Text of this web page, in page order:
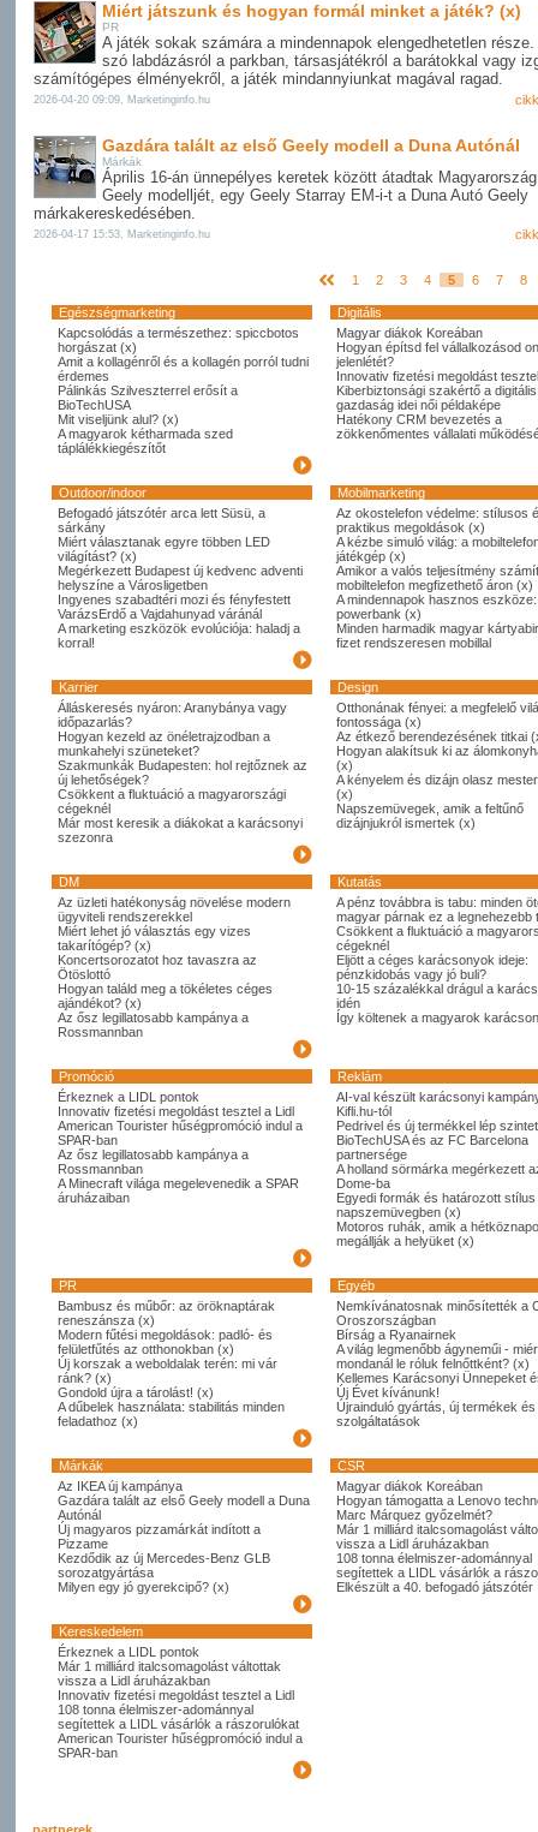
Miért játszunk és hogyan formál minket a játék? (x)
PR
A játék sokak számára a mindennapok elengedhetetlen része.
szó labdázásról a parkban, társasjátékról a barátokkal vagy
számítógépes élményekről, a játék mindannyiunkat magával ragad.
2026-04-20 09:09, Marketinginfo.hu
Gazdára talált az első Geely modell a Duna Autónál
Márkák
Április 16-án ünnepélyes keretek között átadtak
Geely modelljét, egy Geely Starray EM-i-t a Duna Autó Geely
márkakereskedésében.
2026-04-17 15:53, Marketinginfo.hu
1 2 3 4 5 6 7 8
Egészségmarketing
Digitális
Kapcsolódás a természethez: spiccbotos
horgászat (x)
Amit a kollagénről és a kollagén porról tudni
érdemes
Pálinkás Szilveszterrel erősít a
BioTechUSA
Mit viseljünk alul? (x)
A magyarok kétharmada szed
táplálékkiegészítőt
Magyar diákok Koreában
Hogyan építsd fel vállalkozásod
jelenlétét?
Innovativ fizetési megoldást
Kiberbiztonsági szakértő a digitális
gazdaság idei női példaképe
Hatékony CRM bevezetés a
zökkenőmentes vállalati
Outdoor/indoor
Mobilmarketing
Befogadó játszótér arca lett Süsü, a
sárkány
Miért választanak egyre többen LED
világítást? (x)
Megérkezett Budapest új kedvenc adventi
helyszíne a Városligetben
Ingyenes szabadtéri mozi és fényfestett
VarázsErdő a Vajdahunyad váránál
A marketing eszközök evolúciója: haladj a
korral!
Az okostelefon védelme: stílusos
praktikus megoldások (x)
A kézbe simuló világ: a
játékgép (x)
Amikor a valós teljesítmény
mobiltelefon megfizethető áron (x)
A mindennapok hasznos
powerbank (x)
Minden harmadik magyar
fizet rendszeresen mobillal
Karrier
Design
Álláskeresés nyáron: Aranybánya vagy
időpazarlás?
Hogyan kezeld az önéletrajzodban a
munkahelyi szüneteket?
Szakmunkák Budapesten: hol rejtőznek az
új lehetőségek?
Csökkent a fluktuáció a magyarországi
cégeknél
Már most keresik a diákokat a karácsonyi
szezonra
Otthonának fényei: a megfelelő
fontossága (x)
Az étkező berendezésének titkai
Hogyan alakítsuk ki az
(x)
A kényelem és dizájn olasz
(x)
Napszemüvegek, amik a feltűnő
dizájnjukról ismertek (x)
DM
Kutatás
Az üzleti hatékonyság növelése modern
ügyviteli rendszerekkel
Miért lehet jó választás egy vizes
takarítógép? (x)
Koncertsorozatot hoz tavaszra az
Ötöslottó
Hogyan találd meg a tökéletes céges
ajándékot? (x)
Az ősz legillatosabb kampánya a
Rossmannban
A pénz továbbra is tabu: minden
magyar párnak ez a legnehezebb
Csökkent a fluktuáció a
cégeknél
Eljött a céges karácsonyok ideje:
pénzkidobás vagy jó buli?
10-15 százalékkal drágul a
idén
Így költenek a magyarok
Promóció
Reklám
Érkeznek a LIDL pontok
Innovativ fizetési megoldást tesztel a Lidl
American Tourister hűségpromóció indul a
SPAR-ban
Az ősz legillatosabb kampánya a
Rossmannban
A Minecraft világa megelevenedik a SPAR
áruházaiban
AI-val készült karácsonyi
Kifli.hu-tól
Pedrivel és új termékkel lép
BioTechUSA és az FC Barcelona
partnersége
A holland sörmárka megérkezett
Dome-ba
Egyedi formák és határozott
napszemüvegben (x)
Motoros ruhák, amik a
megállják a helyüket (x)
PR
Egyéb
Bambusz és műbőr: az öröknaptárak
reneszánsza (x)
Modern fűtési megoldások: padló- és
felületfűtés az otthonokban (x)
Új korszak a weboldalak terén: mi vár
ránk? (x)
Gondold újra a tárolást! (x)
A dűbelek használata: stabilitás minden
feladathoz (x)
Nemkívánatosnak minősítették a
Oroszországban
Bírság a Ryanairnek
A világ legmenőbb ágyneműi -
mondanál le róluk felnőttként? (x)
Kellemes Karácsonyi Ünnepeket
Új Évet kívánunk!
Újrainduló gyártás, új termékek és
szolgáltatások
Márkák
CSR
Az IKEA új kampánya
Gazdára talált az első Geely modell a Duna
Autónál
Új magyaros pizzamárkát indított a
Pizzame
Kezdődik az új Mercedes-Benz GLB
sorozatgyártása
Milyen egy jó gyerekcipő? (x)
Magyar diákok Koreában
Hogyan támogatta a Lenovo
Marc Márquez győzelmét?
Már 1 milliárd italcsomagolást
vissza a Lidl áruházakban
108 tonna élelmiszer-adománnyal
segítettek a LIDL vásárlók a
Elkészült a 40. befogadó játszótér
Kereskedelem
Érkeznek a LIDL pontok
Már 1 milliárd italcsomagolást váltottak
vissza a Lidl áruházakban
Innovativ fizetési megoldást tesztel a Lidl
108 tonna élelmiszer-adománnyal
segítettek a LIDL vásárlók a rászorulókat
American Tourister hűségpromóció indul a
SPAR-ban